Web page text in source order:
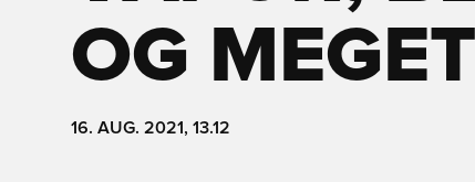
OG
16. AUG. 2021, 13.12